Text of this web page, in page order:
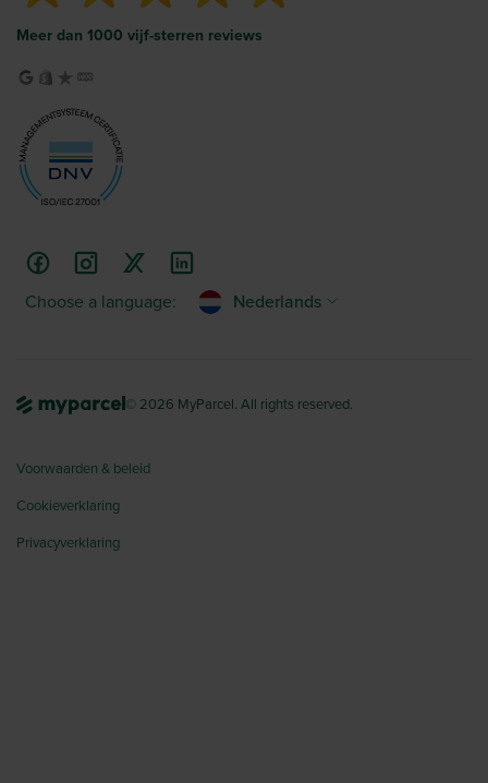
Meer dan 1000 vijf-sterren reviews
Choose a language: Nederlands
© 2026 MyParcel. All rights reserved.
Voorwaarden & beleid
Cookieverklaring
Privacyverklaring